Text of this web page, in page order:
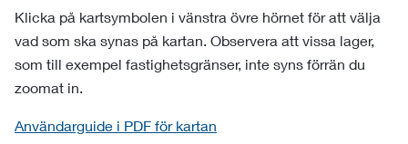
Klicka på kartsymbolen i vänstra övre hörnet för att välja
vad som ska synas på kartan. Observera att vissa lager,
som till exempel fastighetsgränser, inte syns förrän du
zoomat in.
Användarguide i PDF för kartan